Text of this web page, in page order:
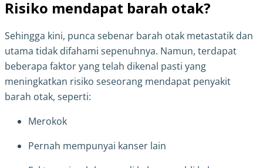
Risiko mendapat barah otak?
Sehingga kini, punca sebenar barah otak metastatik dan
utama tidak difahami sepenuhnya. Namun, terdapat
beberapa faktor yang telah dikenal pasti yang
meningkatkan risiko seseorang mendapat penyakit
barah otak, seperti:
Merokok
Pernah mempunyai kanser lain